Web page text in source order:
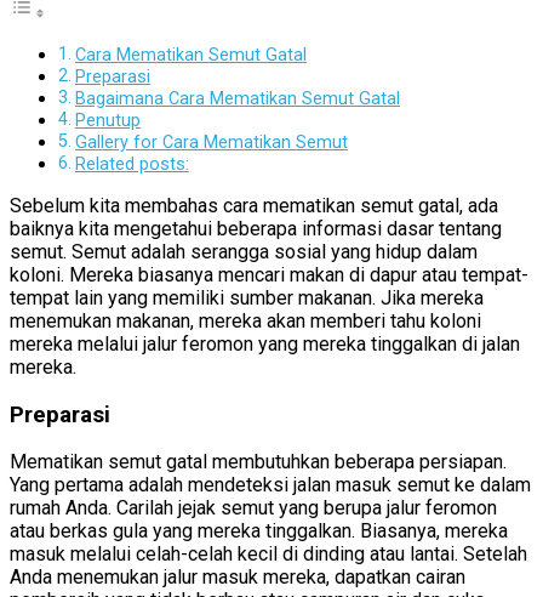
Cara Mematikan Semut Gatal
Preparasi
Bagaimana Cara Mematikan Semut Gatal
Penutup
Gallery for Cara Mematikan Semut
Related posts:
Sebelum kita membahas cara mematikan semut gatal, ada
baiknya kita mengetahui beberapa informasi dasar tentang
semut. Semut adalah serangga sosial yang hidup dalam
koloni. Mereka biasanya mencari makan di dapur atau tempat-
tempat lain yang memiliki sumber makanan. Jika mereka
menemukan makanan, mereka akan memberi tahu koloni
mereka melalui jalur feromon yang mereka tinggalkan di jalan
mereka.
Preparasi
Mematikan semut gatal membutuhkan beberapa persiapan.
Yang pertama adalah mendeteksi jalan masuk semut ke dalam
rumah Anda. Carilah jejak semut yang berupa jalur feromon
atau berkas gula yang mereka tinggalkan. Biasanya, mereka
masuk melalui celah-celah kecil di dinding atau lantai. Setelah
Anda menemukan jalur masuk mereka, dapatkan cairan